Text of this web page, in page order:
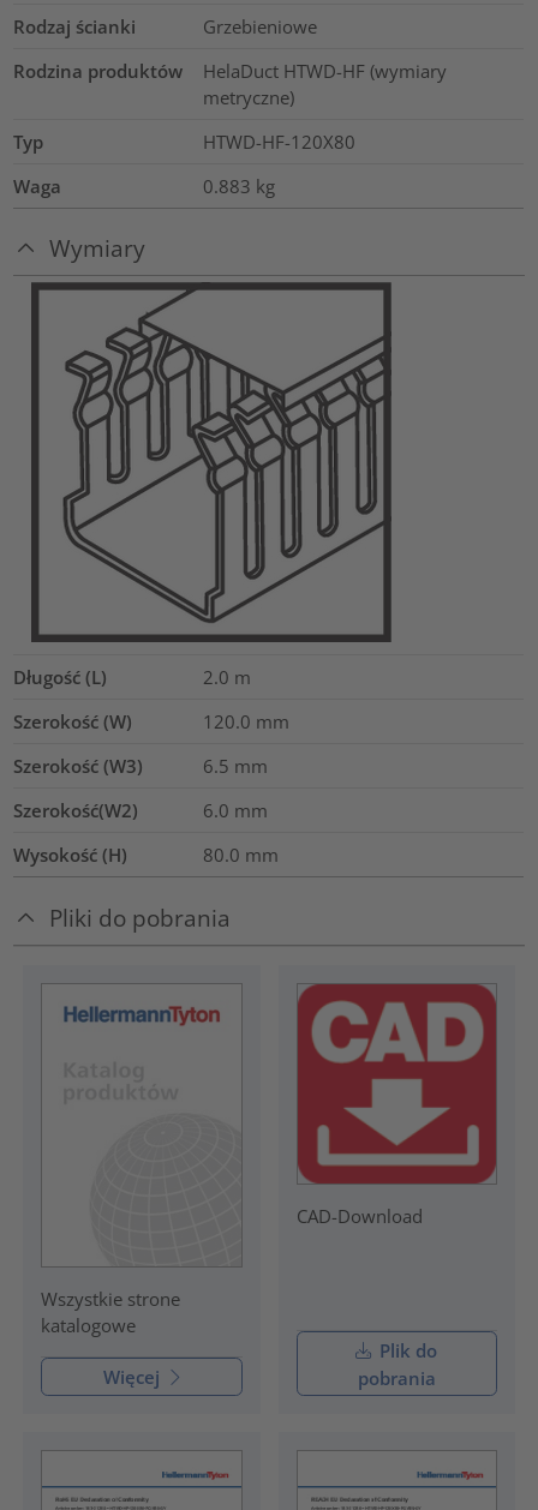
Rodzaj ścianki
Grzebieniowe
Rodzina produktów
HelaDuct HTWD-HF (wymiary
metryczne)
Typ
HTWD-HF-120X80
Waga
0.883 kg
Wymiary
Długość (L) 2.0 m
Szerokość (W)
120.0 mm
Szerokość (W3)
6.5 mm
Szerokość(W2)
6.0 mm
Wysokość (H)
80.0 mm
Pliki do pobrania
Wszystkie strone
katalogowe
Więcej
CAD-Download
Plik do
pobrania